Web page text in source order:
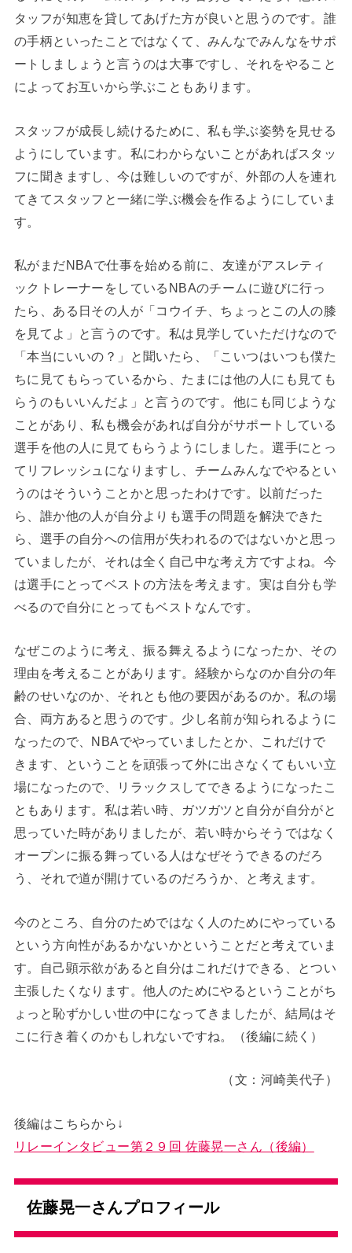
タッフが知恵を貸してあげた方が良いと思うのです。誰
の手柄といったことではなくて、みんなでみんなをサポ
ートしましょうと言うのは大事ですし、それをやること
によってお互いから学ぶこともあります。
スタッフが成長し続けるために、私も学ぶ姿勢を見せる
ようにしています。私にわからないことがあればスタッ
フに聞きますし、今は難しいのですが、外部の人を連れ
てきてスタッフと一緒に学ぶ機会を作るようにしていま
す。
私がまだNBAで仕事を始める前に、友達がアスレティ
ックトレーナーをしているNBAのチームに遊びに行っ
たら、ある日その人が「コウイチ、ちょっとこの人の膝
を見てよ」と言うのです。私は見学していただけなので
「本当にいいの？」と聞いたら、「こいつはいつも僕た
ちに見てもらっているから、たまには他の人にも見ても
らうのもいいんだよ」と言うのです。他にも同じような
ことがあり、私も機会があれば自分がサポートしている
選手を他の人に見てもらうようにしました。選手にとっ
てリフレッシュになりますし、チームみんなでやるとい
うのはそういうことかと思ったわけです。以前だった
ら、誰か他の人が自分よりも選手の問題を解決できた
ら、選手の自分への信用が失われるのではないかと思っ
ていましたが、それは全く自己中な考え方ですよね。今
は選手にとってベストの方法を考えます。実は自分も学
べるので自分にとってもベストなんです。
なぜこのように考え、振る舞えるようになったか、その
理由を考えることがあります。経験からなのか自分の年
齢のせいなのか、それとも他の要因があるのか。私の場
合、両方あると思うのです。少し名前が知られるように
なったので、NBAでやっていましたとか、これだけで
きます、ということを頑張って外に出さなくてもいい立
場になったので、リラックスしてできるようになったこ
ともあります。私は若い時、ガツガツと自分が自分がと
思っていた時がありましたが、若い時からそうではなく
オープンに振る舞っている人はなぜそうできるのだろ
う、それで道が開けているのだろうか、と考えます。
今のところ、自分のためではなく人のためにやっている
という方向性があるかないかということだと考えていま
す。自己顕示欲があると自分はこれだけできる、とつい
主張したくなります。他人のためにやるということがち
ょっと恥ずかしい世の中になってきましたが、結局はそ
こに行き着くのかもしれないですね。（後編に続く）
（文：河崎美代子）
後編はこちらから↓
リレーインタビュー第２９回 佐藤晃一さん（後編）
佐藤晃一さんプロフィール